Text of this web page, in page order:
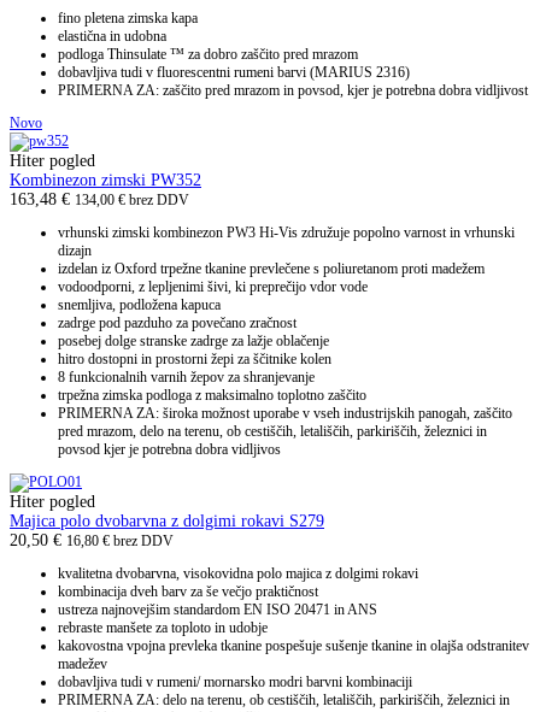
fino pletena zimska kapa
elastična in udobna
podloga Thinsulate ™ za dobro zaščito pred mrazom
dobavljiva tudi v fluorescentni rumeni barvi (MARIUS 2316)
PRIMERNA ZA: zaščito pred mrazom in povsod, kjer je potrebna dobra vidljivost
Novo
Hiter pogled
Kombinezon zimski PW352
163,48 € 134,00 € brez DDV
vrhunski zimski kombinezon PW3 Hi-Vis združuje popolno varnost in vrhunski
dizajn
izdelan iz Oxford trpežne tkanine prevlečene s poliuretanom proti madežem
vodoodporni, z lepljenimi šivi, ki preprečijo vdor vode
snemljiva, podložena kapuca
zadrge pod pazduho za povečano zračnost
posebej dolge stranske zadrge za lažje oblačenje
hitro dostopni in prostorni žepi za ščitnike kolen
8 funkcionalnih varnih žepov za shranjevanje
trpežna zimska podloga z maksimalno toplotno zaščito
PRIMERNA ZA: široka možnost uporabe v vseh industrijskih panogah, zaščito
pred mrazom, delo na terenu, ob cestiščih, letališčih, parkiriščih, železnici in
povsod kjer je potrebna dobra vidljivos
Hiter pogled
Majica polo dvobarvna z dolgimi rokavi S279
20,50 € 16,80 € brez DDV
kvalitetna dvobarvna, visokovidna polo majica z dolgimi rokavi
kombinacija dveh barv za še večjo praktičnost
ustreza najnovejšim standardom EN ISO 20471 in ANS
rebraste manšete za toploto in udobje
kakovostna vpojna prevleka tkanine pospešuje sušenje tkanine in olajša odstranitev
madežev
dobavljiva tudi v rumeni/ mornarsko modri barvni kombinaciji
PRIMERNA ZA: delo na terenu, ob cestiščih, letališčih, parkiriščih, železnici in